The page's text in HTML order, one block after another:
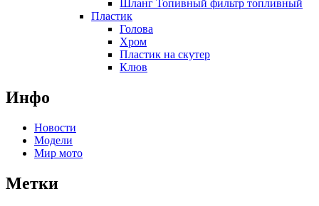
Шланг Топивный фильтр топливный
Пластик
Голова
Хром
Пластик на скутер
Клюв
Инфо
Новости
Модели
Мир мото
Метки